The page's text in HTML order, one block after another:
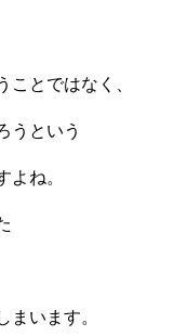
ことではなく、
うという
よね。
います。